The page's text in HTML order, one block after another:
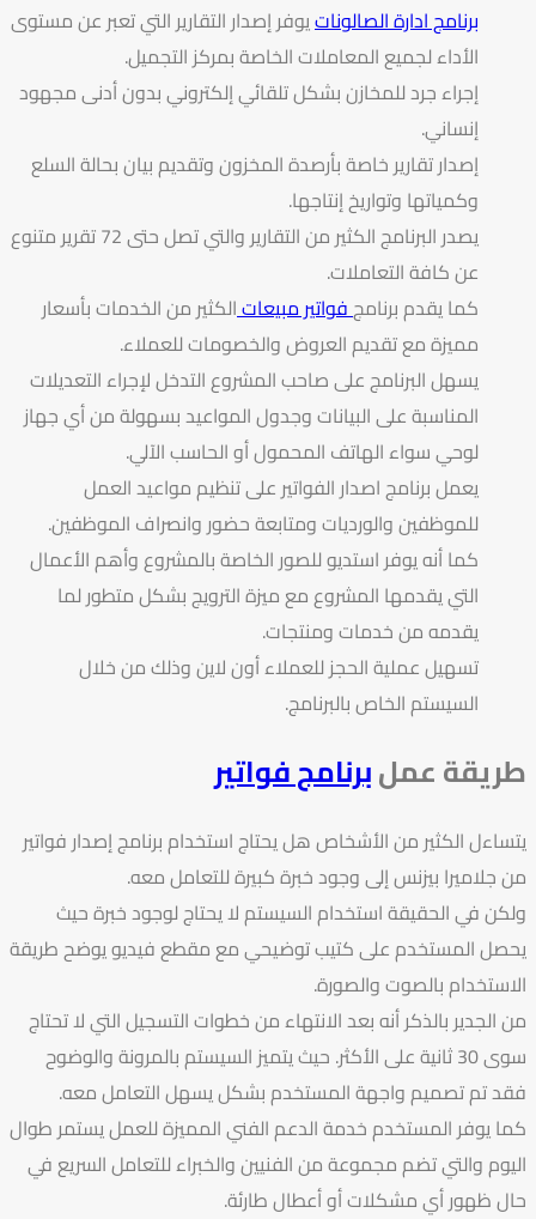
برنامج ادارة الصالوناتيوفر إصدار التقارير التي تعبر عن مستوى
الأداء لجميع المعاملات الخاصة بمركز التجميل.
إجراء جرد للمخازن بشكل تلقائي إلكتروني بدون أدنى مجهود
إنساني.
إصدار تقارير خاصة بأرصدة المخزون وتقديم بيان بحالة السلع
وكمياتها وتواريخ إنتاجها.
يصدر البرنامج الكثير من التقارير والتي تصل حتى 72 تقرير متنوع
عن كافة التعاملات.
كما يقدم برنامجفواتير مبيعاتالكثير من الخدمات بأسعار
مميزة مع تقديم العروض والخصومات للعملاء.
يسهل البرنامج على صاحب المشروع التدخل لإجراء التعديلات
المناسبة على البيانات وجدول المواعيد بسهولة من أي جهاز
لوحي سواء الهاتف المحمول أو الحاسب الآلي.
يعمل برنامج اصدار الفواتير على تنظيم مواعيد العمل
للموظفين والورديات ومتابعة حضور وانصراف الموظفين.
كما أنه يوفر استديو للصور الخاصة بالمشروع وأهم الأعمال
التي يقدمها المشروع مع ميزة الترويج بشكل متطور لما
يقدمه من خدمات ومنتجات.
تسهيل عملية الحجز للعملاء أون لاين وذلك من خلال
السيستم الخاص بالبرنامج.
طريقة عملبرنامج فواتير
يتساءل الكثير من الأشخاص هل يحتاج استخدام برنامج إصدار فواتير
من جلاميرا بيزنس إلى وجود خبرة كبيرة للتعامل معه.
ولكن في الحقيقة استخدام السيستم لا يحتاج لوجود خبرة حيث
يحصل المستخدم على كتيب توضيحي مع مقطع فيديو يوضح طريقة
الاستخدام بالصوت والصورة.
من الجدير بالذكر أنه بعد الانتهاء من خطوات التسجيل التي لا تحتاج
سوى 30 ثانية على الأكثر. حيث يتميز السيستم بالمرونة والوضوح
فقد تم تصميم واجهة المستخدم بشكل يسهل التعامل معه.
كما يوفر المستخدم خدمة الدعم الفني المميزة للعمل يستمر طوال
اليوم والتي تضم مجموعة من الفنيين والخبراء للتعامل السريع في
حال ظهور أي مشكلات أو أعطال طارئة.